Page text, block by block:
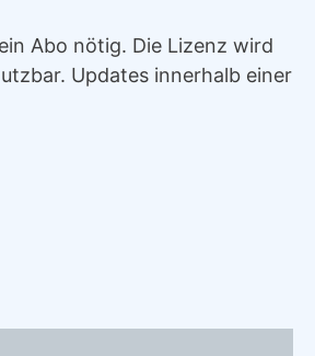
Abo nötig. Die Lizenz wird
Updates innerhalb einer